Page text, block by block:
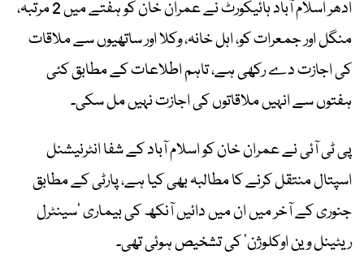
ادھراسلام آباد ہائیکورٹنےعمران خان
کو ہفتے میں 2 مرتبہ،
منگل اور جمعرات کو، اہل خانہ، وکلا اور ساتھیوں سے ملاقات
کی اجازت دے رکھی ہے، تاہم اطلاعات کے مطابق کئی
ہفتوں سے انہیں ملاقاتوں کی اجازت نہیں مل سکی۔
پی ٹی آئی نے عمران خان کو اسلام آباد کےشفا انٹرنیشنل
اسپتالمنتقل کرنے کا مطالبہ بھی کیا ہے، پارٹی کے مطابق
جنوری کے آخر میں ان میں دائیں آنکھ کی بیماری ‘سینٹرل
ریٹینل وین اوکلوژن’ کی تشخیص ہوئی تھی۔